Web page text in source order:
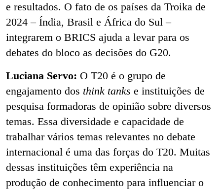
e resultados. O fato de os países da Troika de
2024–Índia, Brasil e África do Sul–
integrarem o BRICS ajuda a levar para os
debates do bloco as decisões do G20.
Luciana Servo: O T20 é o grupo de
engajamento dos think tanks e instituições de
pesquisa formadoras de opinião sobre diversos
temas. Essa diversidade e capacidade de
trabalhar vários temas relevantes no debate
internacional é uma das forças do T20. Muitas
dessas instituições têm experiência na
produção de conhecimento para influenciar o